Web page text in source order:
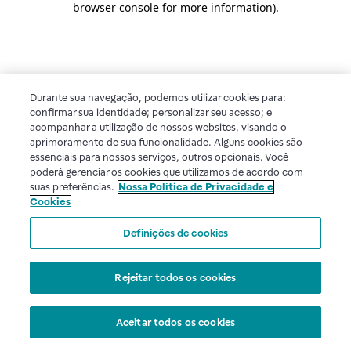
browser console for more information).
Durante sua navegação, podemos utilizar cookies para:
confirmar sua identidade; personalizar seu acesso; e
acompanhar a utilização de nossos websites, visando o
aprimoramento de sua funcionalidade. Alguns cookies são
essenciais para nossos serviços, outros opcionais. Você
poderá gerenciar os cookies que utilizamos de acordo com
suas preferências. Nossa Política de Privacidade e
Cookies
Definições de cookies
Rejeitar todos os cookies
Aceitar todos os cookies